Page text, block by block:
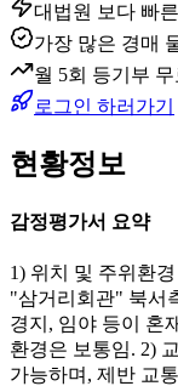
대법원 보다 빠
가장 많은 경매
월 5회 등기부
로그인 하러가기
현황정보
감정평가서 요약
1) 위치 및 주위환
"삼거리회관" 북서
경지, 임야 등이 혼
환경은 보통임. 2)
가능하며, 제반 교